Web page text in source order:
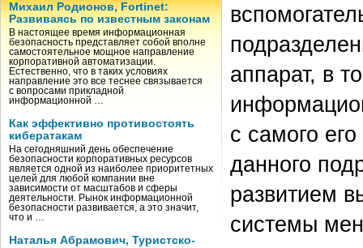
Михаил Родионов, Fortinet:
Развиваясь по известным законам
В настоящее время информационная
безопасность представляет собой вполне
самостоятельное мощное направление
корпоративной автоматизации.
Естественно, что в таких условиях
направление это все теснее связывается
с вопросами прикладной
информационной …
Как эффективно противостоять
кибератакам
На сегодняшний день обеспечение
безопасности корпоративных ресурсов
является одной из наиболее приоритетных
целей для любой компании вне
зависимости от масштабов и сферы
деятельности. Рынок информационной
безопасности развивается, а это значит,
что и …
Наталья Абрамович, Туристско-
аппарат, в
с самого
данного
развитием
системы